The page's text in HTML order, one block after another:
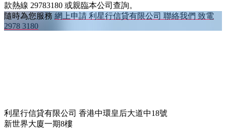
款熱線 29783180 或親臨本公司查詢。
隨時為您服務 網上申請 利星行信貸有限公司 聯絡我們 致電
2978 3180
利星行信貸有限公司 香港中環皇后大道中18號
新世界大廈一期8樓